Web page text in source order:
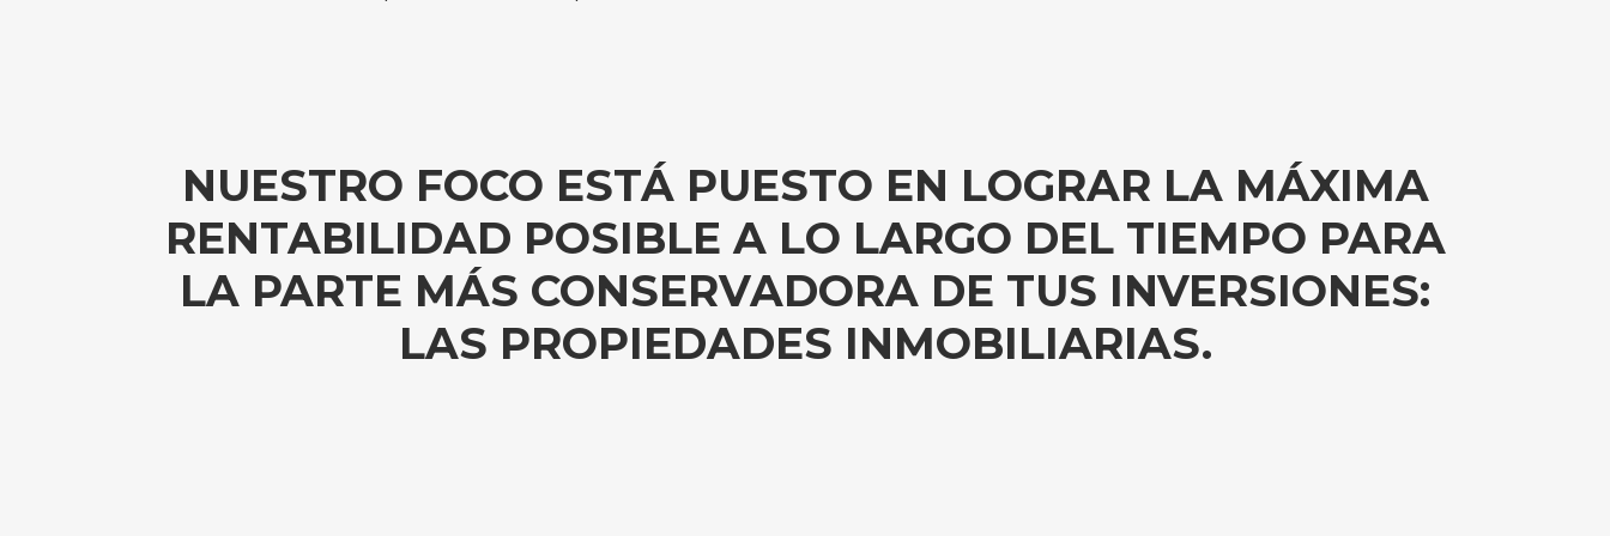
NUESTRO FOCO ESTÁ PUESTO EN LOGRAR LA MÁXIMA
RENTABILIDAD POSIBLE A LO LARGO DEL TIEMPO PARA
LA PARTE MÁS CONSERVADORA DE TUS INVERSIONES:
LAS PROPIEDADES INMOBILIARIAS.